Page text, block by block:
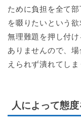
ために負担を全て
を啜りたいという
無理難題を押し付
ありませんので、
えられず潰れてし
人によって態